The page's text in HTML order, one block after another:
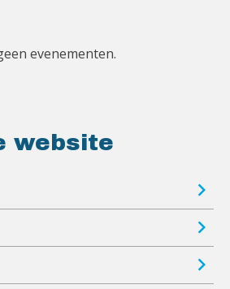
evenementen.
website